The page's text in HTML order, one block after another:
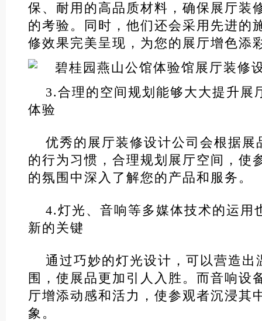
保、耐用的高品质材料，确保展厅装
的考验。同时，他们还会采用先进的
修效果完美呈现，为您的展厅增色添
3.合理的空间规划能够大大提升展
体验
优秀的展厅装修设计公司会根据展
的行为习惯，合理规划展厅空间，使
的氛围中深入了解您的产品和服务。
4.灯光、音响等多媒体技术的运用
新的关键
通过巧妙的灯光设计，可以营造出
围，使展品更加引人入胜。而音响设
厅增添动感和活力，使参观者沉浸其
象。